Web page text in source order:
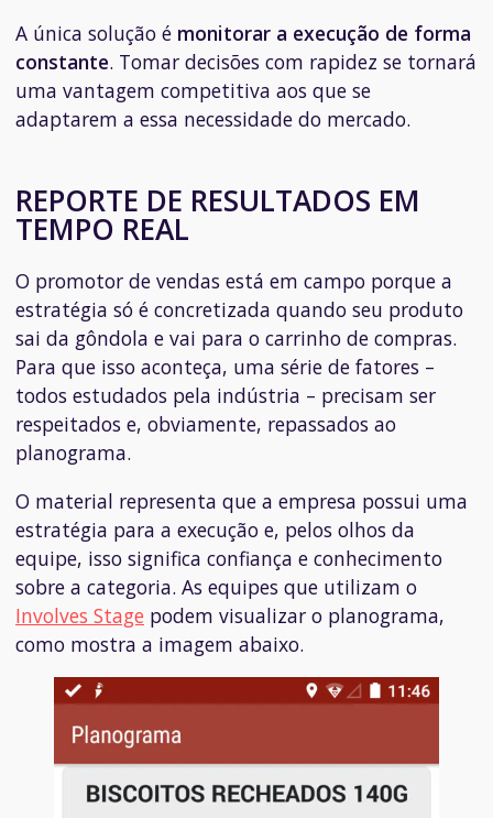
A única solução é monitorar a execução de forma
constante. Tomar decisões com rapidez se tornará
uma vantagem competitiva aos que se
adaptarem a essa necessidade do mercado.
REPORTE DE RESULTADOS EM
TEMPO REAL
O promotor de vendas está em campo porque a
estratégia só é concretizada quando seu produto
sai da gôndola e vai para o carrinho de compras.
Para que isso aconteça, uma série de fatores –
todos estudados pela indústria – precisam ser
respeitados e, obviamente, repassados ao
planograma.
O material representa que a empresa possui uma
estratégia para a execução e, pelos olhos da
equipe, isso significa confiança e conhecimento
sobre a categoria. As equipes que utilizam o
Involves Stage podem visualizar o planograma,
como mostra a imagem abaixo.